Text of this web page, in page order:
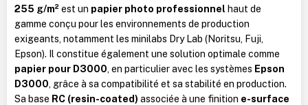
255 g/m²est un papier photo professionnel haut de
gamme conçu pour les environnements de production
exigeants, notamment les minilabs Dry Lab (Noritsu, Fuji,
Epson). Il constitue également une solution optimale comme
papier pour D3000, en particulier avec les systèmes Epson
D3000, grâce à sa compatibilité et sa stabilité en production.
Sa base RC (resin-coated) associée à une finition e-surface